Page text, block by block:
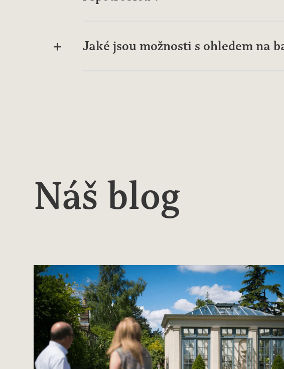
Jaké jsou možnosti s ohledem na
Náš blog